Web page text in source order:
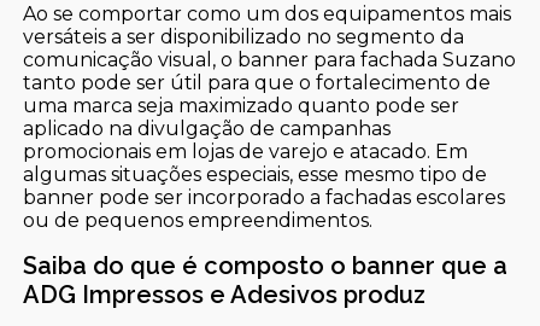
Ao se comportar como um dos equipamentos mais
versáteis a ser disponibilizado no segmento da
comunicação visual, o banner para fachada Suzano
tanto pode ser útil para que o fortalecimento de
uma marca seja maximizado quanto pode ser
aplicado na divulgação de campanhas
promocionais em lojas de varejo e atacado. Em
algumas situações especiais, esse mesmo tipo de
banner pode ser incorporado a fachadas escolares
ou de pequenos empreendimentos.
Saiba do que é composto o banner que a
ADG Impressos e Adesivos produz